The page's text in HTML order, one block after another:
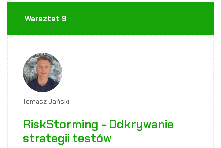
Warsztat 9
Tomasz Jański
RiskStorming - Odkrywanie
strategii testów